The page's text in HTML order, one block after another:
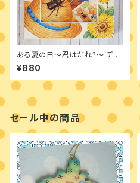
ある夏の日～君はだれ?～ デザ
インパケット
¥880
セール中の商品